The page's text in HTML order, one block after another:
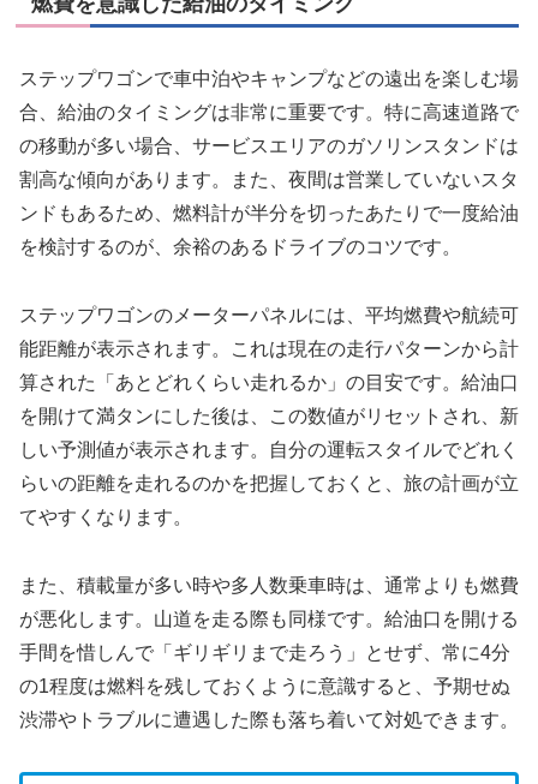
ステップワゴンで車中泊やキャンプなどの遠出を楽しむ場
合、給油のタイミングは非常に重要です。特に高速道路で
の移動が多い場合、サービスエリアのガソリンスタンドは
割高な傾向があります。また、夜間は営業していないスタ
ンドもあるため、燃料計が半分を切ったあたりで一度給油
を検討するのが、余裕のあるドライブのコツです。
ステップワゴンのメーターパネルには、平均燃費や航続可
能距離が表示されます。これは現在の走行パターンから計
算された「あとどれくらい走れるか」の目安です。給油口
を開けて満タンにした後は、この数値がリセットされ、新
しい予測値が表示されます。自分の運転スタイルでどれく
らいの距離を走れるのかを把握しておくと、旅の計画が立
てやすくなります。
また、積載量が多い時や多人数乗車時は、通常よりも燃費
が悪化します。山道を走る際も同様です。給油口を開ける
手間を惜しんで「ギリギリまで走ろう」とせず、常に4分
の1程度は燃料を残しておくように意識すると、予期せぬ
渋滞やトラブルに遭遇した際も落ち着いて対処できます。